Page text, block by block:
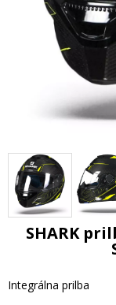
SHARK
Integrálna prilba